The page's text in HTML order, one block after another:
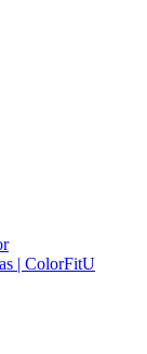
| ColorFitU